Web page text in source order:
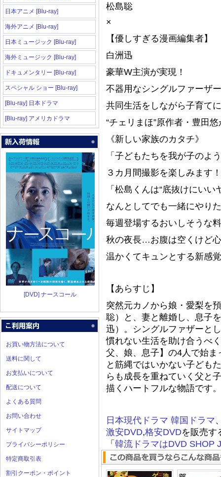
日本アニメ [Blu-ray]
海外アニメ [Blu-ray]
日本ミュージック [Blu-ray]
海外ミュージック [Blu-ray]
ドキュメンタリー [Blu-ray]
スペシャル ショー [Blu-ray]
[Blu-ray] 日本ドラマ
[Blu-ray] アメリカドラマ
[DVD] ナースコール
お買い物方法について
送料に関して
お支払いについて
配送について
よくある質問
お問い合わせ
サイトマップ
プライバシーポリシー
特定商取引表
割引クーポン・ポイント
松島聡
×
【優しすぎる漫画編集者】
白洲迅
豪華W主演が実現！
不器用なシングルファーザ
共同生活をしながら子育て
“チェリまほ”原作者・豊田
《新しい家族のカタチ》
「子どもたちを我が子のよ
３カ月間撮影を楽しみます
「松島くんは“底抜けにいい
なんとしてでも一緒にやり
毎週登場するおいしそうな
秋の夜長…お腹は空くけど
温かくてキュンとする新感
【あらすじ】
突然元カノから娘・愛梨を
聡）と、妻と離婚し、息子
迅）。シングルファザーと
慣れない生活を助け合うべ
父、娘、息子】の4人で始
と筋縄ではいかない子ども
らも成長を重ねていく父と
描くハートフルな物語です。
日本現代ドラマ 韓国ドラマ
激安DVD,格安DVDを販売す
「 韓流ドラマはDVD SHOP